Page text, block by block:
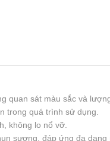
quan sát màu sắc và
trong quá trình sử dụng.
không lo nổ vỡ.
sương, đáp ứng đa dạng